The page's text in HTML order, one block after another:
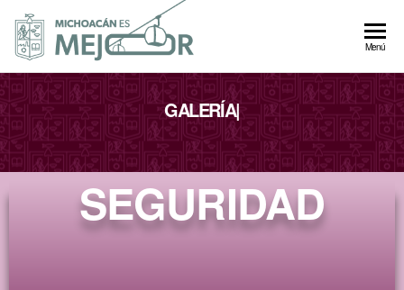
Autogobierno
Michoacán
Menú
GALERÍA|
SEGURIDAD